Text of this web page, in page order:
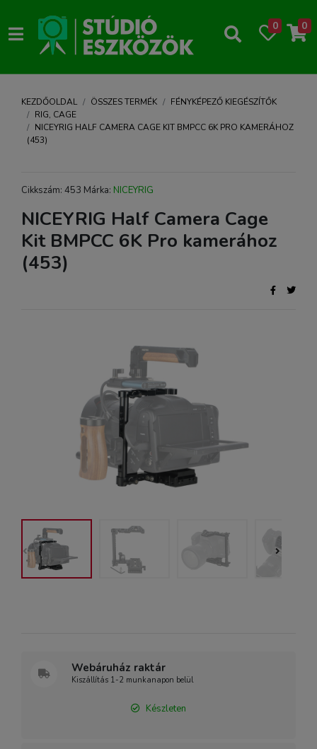
0 0
KEZDŐOLDAL ÖSSZES TERMÉK
FÉNYKÉPEZŐ KIEGÉSZÍTŐK
RIG, CAGE
NICEYRIG HALF CAMERA CAGE KIT BMPCC 6K PRO KAMERÁHOZ
(453)
Cikkszám: 453 Márka: NICEYRIG
NICEYRIG Half Camera Cage
Kit BMPCC 6K Pro kamerához
(453)
Webáruház raktár
Kiszállítás 1-2 munkanapon belül
Készleten